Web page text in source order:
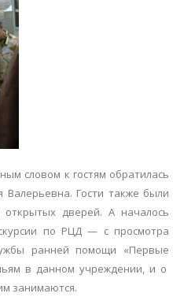
словом к гостям обратилась
Валерьевна. Гости также были
дверей. А началось
по РЦД — с просмотра
ранней помощи «Первые
в данном учреждении, и о
занимаются.